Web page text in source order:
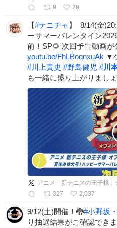
9
29
【#テニチャ 】 ​ 8/14(金
ーサマーバレンタイン
前！SP​🌻 次回予告動画
youtu.be/FhLBoqnxuAk ▼
#川上貴史 #野島健児 #川
も一緒に盛り上がりまし
アニメ「新テニスの王子様」
327
2,037
9/12(土)開催！🐉#小野坂
り抽選結果がご確認でき